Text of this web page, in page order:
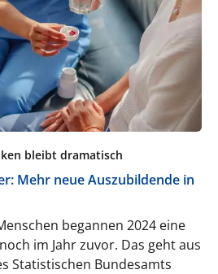
bleibt dramatisch
Mehr neue Auszubildende in
begannen 2024 eine
im Jahr zuvor. Das geht aus
Statistischen Bundesamts